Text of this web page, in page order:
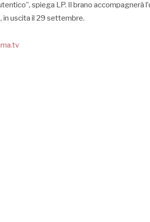
spiega LP. Il brano accompagnerà
in uscita il 29 settembre.